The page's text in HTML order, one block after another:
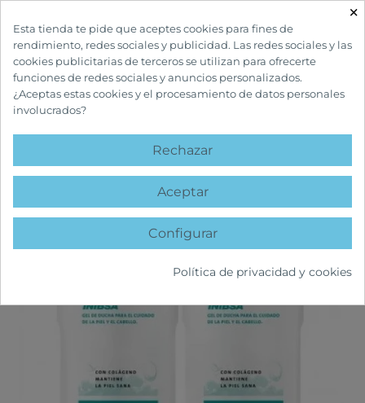
INICIO CUIDADOS CORPORALES
favorite
×
Esta tienda te pide que aceptes cookies para fines de
rendimiento, redes sociales y publicidad. Las redes sociales y las
cookies publicitarias de terceros se utilizan para ofrecerte
funciones de redes sociales y anuncios personalizados.
¿Aceptas estas cookies y el procesamiento de datos personales
involucrados?
Rechazar
Aceptar
Configurar
Política de privacidad y cookies